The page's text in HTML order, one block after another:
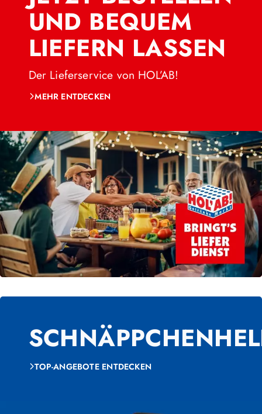
Sixer, Kiste oder Fass? Wir sind
dein Bierladen, der keine
Wünsche offenlässt!
für deinen Bedarf.
UND BEQUEM
LIEFERN LASSEN
Der Lieferservice von HOL’AB!
MEHR ENTDECKEN
TOP-ANGEBOTE ENTDECKEN